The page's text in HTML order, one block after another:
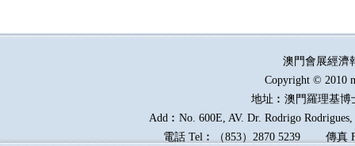
澳門會展經
Copyright © 2010
地址︰澳門羅理基博
Add︰No. 600E, AV. Dr. Rodrigo
電話 Tel︰（853）2870 5239傳真